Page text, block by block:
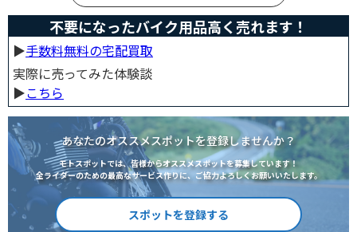
不要になったバイク用品高く売れます！
▶︎手数料無料の宅配買取
実際に売ってみた体験談
▶︎こちら
あなたのオススメスポットを登録しませんか？
モトスポットでは、皆様からオススメスポットを募集しています！
全ライダーのための最高なサービス作りに、ご協力よろしくお願いいたします。
スポットを登録する